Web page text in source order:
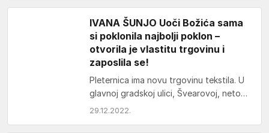
IVANA ŠUNJO Uoči Božića sama
si poklonila najbolji poklon –
otvorila je vlastitu trgovinu i
zaposlila se!
Pleternica ima novu trgovinu tekstila. U
glavnoj gradskoj ulici, Švearovoj, netom
prije Božića otvorila ju je Ivana Šunjo i
29.12.2022.